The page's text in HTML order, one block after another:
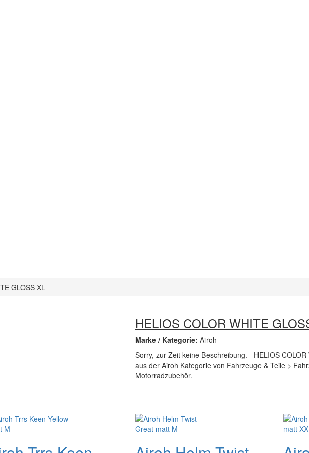
GLOSS XL
HELIOS COLOR WHITE
Marke / Kategorie: Airoh
Sorry, zur Zeit keine Beschreibung. - HELIOS
aus der Airoh Kategorie von Fahrzeuge & Teile >
Motorradzubehör.